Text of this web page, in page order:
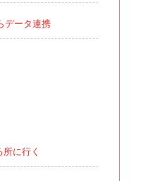
データ連携
に行く